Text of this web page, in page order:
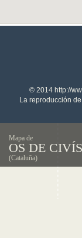
© 2014 http://
La reproducción
Mapa de
OS DE CIVÍS
(Cataluña)